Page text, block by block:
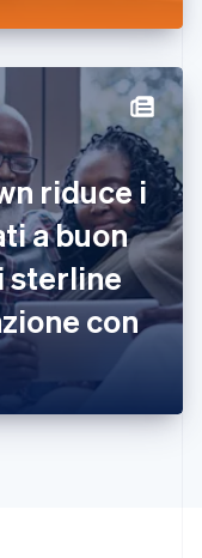
riduce i
a buon
sterline
con